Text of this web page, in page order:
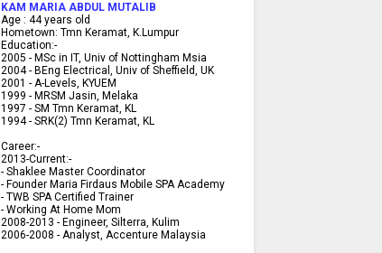
KAM MARIA ABDUL MUTALIB
Age : 44 years old
Hometown: Tmn Keramat, K.Lumpur
Education:-
2005 -MSc in IT, Univ of Nottingham Msia
2004 - BEng Electrical, Univ of Sheffield, UK
2001 - A-Levels, KYUEM
1999 - MRSM Jasin, Melaka
1997 - SM Tmn Keramat, KL
1994 - SRK(2) Tmn Keramat, KL
Career:-
2013-Current:-
- Shaklee Master Coordinator
- Founder Maria Firdaus Mobile SPA Academy
- TWB SPA Certified Trainer
- Working At Home Mom
2008-2013 - Engineer, Silterra, Kulim
2006-2008 - Analyst, Accenture Malaysia